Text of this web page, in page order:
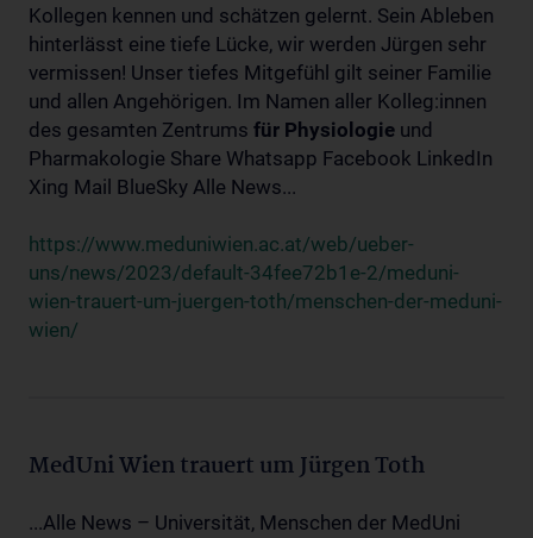
Kollegen kennen und schätzen gelernt. Sein Ableben
hinterlässt eine tiefe Lücke, wir werden Jürgen sehr
vermissen! Unser tiefes Mitgefühl gilt seiner Familie
und allen Angehörigen. Im Namen aller Kolleg:innen
des gesamten Zentrums für Physiologie und
Pharmakologie Share Whatsapp Facebook LinkedIn
Xing Mail BlueSky Alle News...
https://www.meduniwien.ac.at/web/ueber-
uns/news/2023/default-34fee72b1e-2/meduni-
wien-trauert-um-juergen-toth/menschen-der-meduni-
wien/
MedUni Wien trauert um Jürgen Toth
...Alle News – Universität, Menschen der MedUni